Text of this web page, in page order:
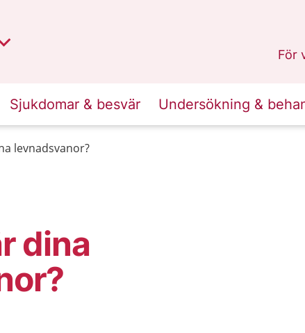
För
Sjukdomar & besvär Undersökning &
levnadsvanor?
dina